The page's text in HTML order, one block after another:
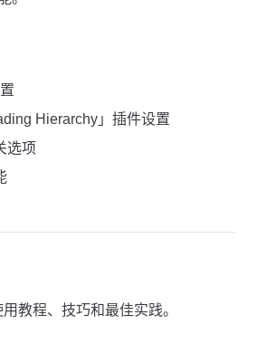
Hierarchy」插件设置
选项
教程、技巧和最佳实践。